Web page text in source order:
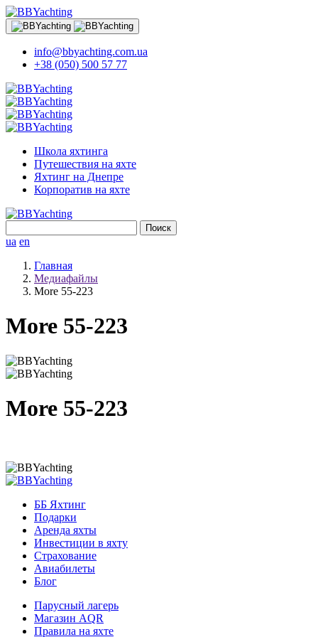
info@bbyachting.com.ua
+38 (050) 500 57 77
Школа яхтинга
Путешествия на яхте
Яхтинг на Днепре
Корпоратив на яхте
ua en
Главная
Медиафайлы
More 55-223
More 55-223
More 55-223
ББ Яхтинг
Подарки
Аренда яхты
Инвестиции в яхту
Страхование
Авиабилеты
Блог
Парусный лагерь
Магазин AQR
Правила на яхте